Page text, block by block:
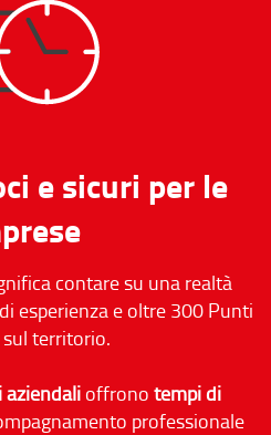
e sicuri per le
contare su una realtà
esperienza e oltre 300 Punti
territorio.
offrono tempi di
professionale